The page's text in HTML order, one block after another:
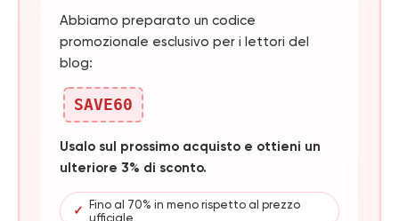
Abbiamo preparato un codice
promozionale esclusivo per i lettori del
blog:
SAVE60
Usalo sul prossimo acquisto e ottieni un
ulteriore 3% di sconto.
✓
Fino al 70% in meno rispetto al prezzo
ufficiale